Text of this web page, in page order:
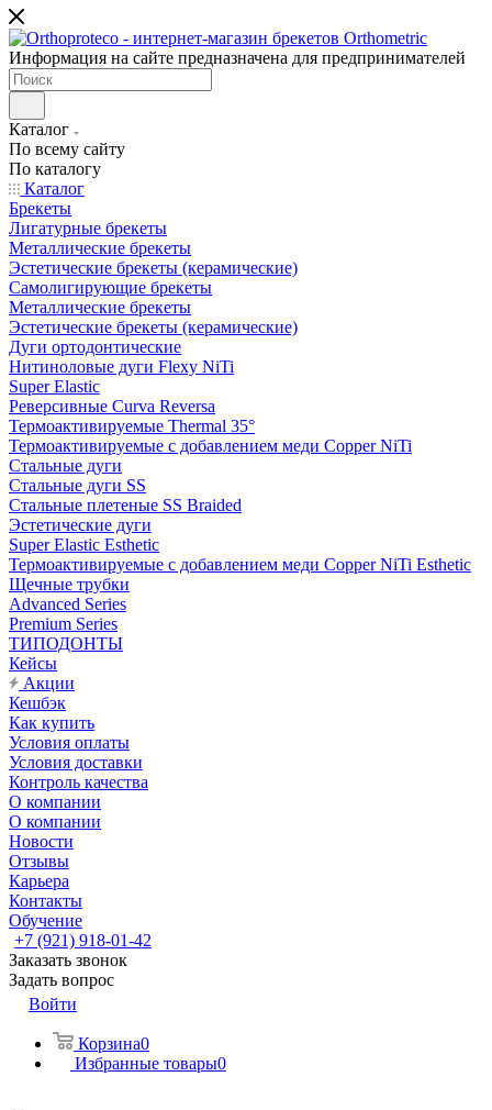
Информация на сайте предназначена для предпринимателей
Каталог
По всему сайту
По каталогу
Каталог
Брекеты
Лигатурные брекеты
Металлические брекеты
Эстетические брекеты (керамические)
Самолигирующие брекеты
Металлические брекеты
Эстетические брекеты (керамические)
Дуги ортодонтические
Нитиноловые дуги Flexy NiTi
Super Elastic
Реверсивные Curva Reversa
Термоактивируемые Thermal 35°
Термоактивируемые с добавлением меди Copper NiTi
Стальные дуги
Стальные дуги SS
Стальные плетеные SS Braided
Эстетические дуги
Super Elastic Esthetic
Термоактивируемые с добавлением меди Copper NiTi Esthetic
Щечные трубки
Advanced Series
Premium Series
ТИПОДОНТЫ
Кейсы
Акции
Кешбэк
Как купить
Условия оплаты
Условия доставки
Контроль качества
О компании
О компании
Новости
Отзывы
Карьера
Контакты
Обучение
+7 (921) 918-01-42
Заказать звонок
Задать вопрос
Войти
Корзина0
Избранные товары0